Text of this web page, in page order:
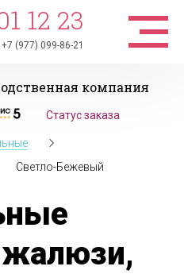
12 23
+7 (977) 099-86-21
компания
Статус заказа
Светло-Бежевый